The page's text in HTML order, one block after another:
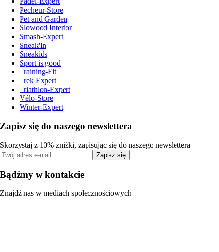
Pecheur-Store
Pet and Garden
Slowood Interior
Smash-Expert
Sneak'In
Sneakids
Sport is good
Training-Fit
Trek Expert
Triathlon-Expert
Vélo-Store
Winter-Expert
Zapisz się do naszego newslettera
Skorzystaj z 10% zniżki, zapisując się do naszego newslettera
Zapisz się
Bądźmy w kontakcie
Znajdź nas w mediach społecznościowych